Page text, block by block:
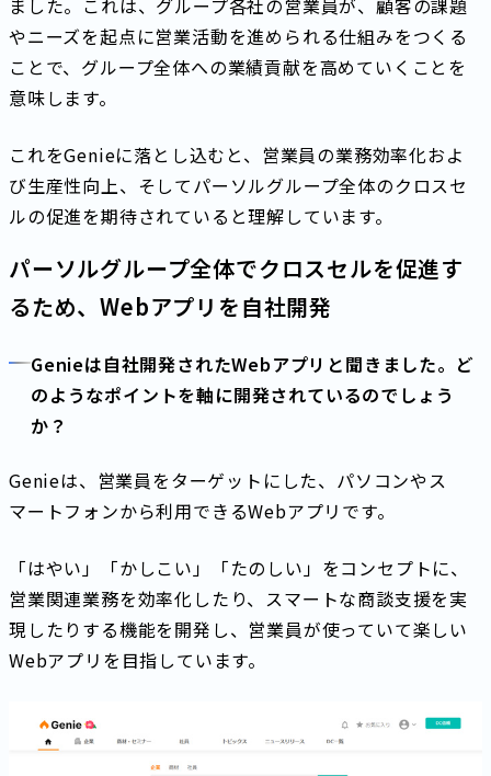
やニーズを起点に営業活動を進められる仕組みをつくる
ことで、グループ全体への業績貢献を高めていくことを
意味します。
これをGenieに落とし込むと、営業員の業務効率化およ
び生産性向上、そしてパーソルグループ全体のクロスセ
ルの促進を期待されていると理解しています。
パーソルグループ全体でクロスセルを促進す
るため、Webアプリを自社開発
Genieは自社開発されたWebアプリと聞きました。ど
のようなポイントを軸に開発されているのでしょう
か？
Genieは、営業員をターゲットにした、パソコンやス
マートフォンから利用できるWebアプリです。
「はやい」「かしこい」「たのしい」をコンセプトに、
営業関連業務を効率化したり、スマートな商談支援を実
現したりする機能を開発し、営業員が使っていて楽しい
Webアプリを目指しています。